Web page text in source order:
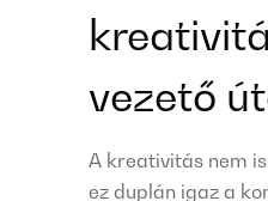
vezető
A kreativitás nem
ez duplán igaz a